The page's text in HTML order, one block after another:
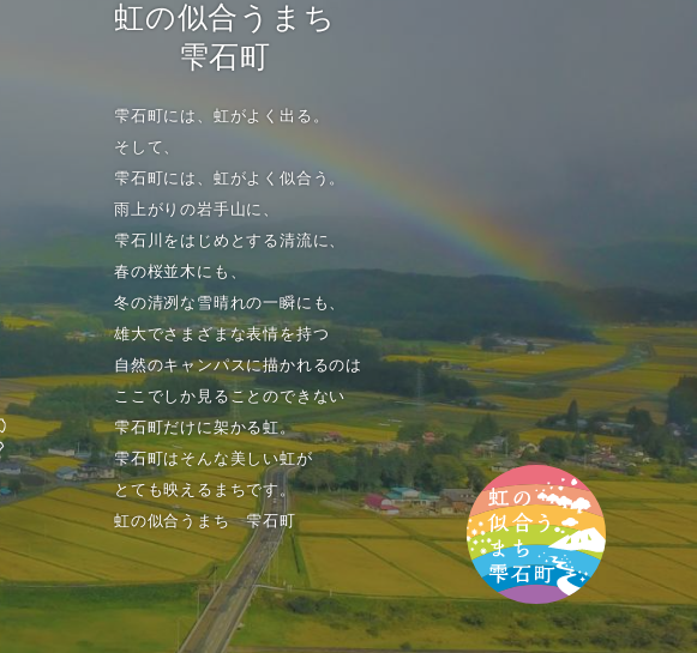
虹の似合うまち
雫石町
雫石町には、虹がよく出る。
そして、
雫石町には、虹がよく似合う。
雨上がりの岩手山に、
雫石川をはじめとする清流に、
春の桜並木にも、
冬の清冽な雪晴れの一瞬にも、
雄大でさまざまな表情を持つ
自然のキャンパスに描かれるのは
ここでしか見ることのできない
雫石町だけに架かる虹。
雫石町はそんな美しい虹が
とても映えるまちです。
虹の似合うまち 雫石町